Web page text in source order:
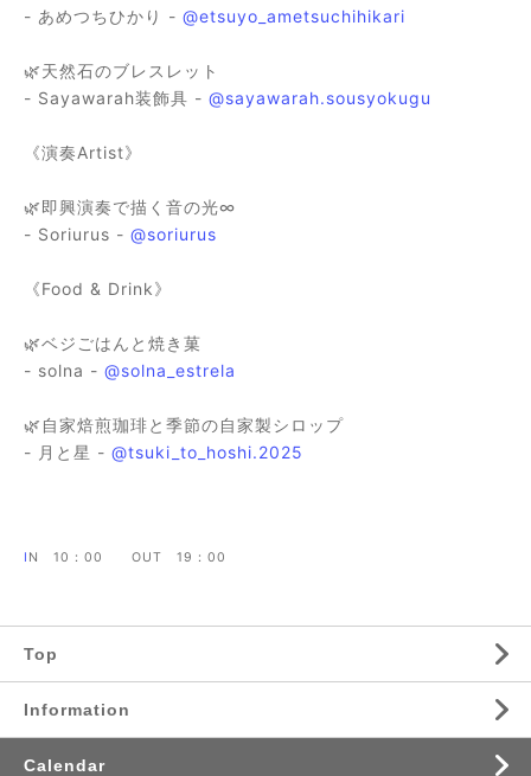
- あめつちひかり - @etsuyo_ametsuchihikari
🌿天然石のブレスレット
- Sayawarah装飾具 - @sayawarah.sousyokugu
《演奏Artist》
🌿即興演奏で描く音の光∞
- Soriurus - @soriurus
《Food & Drink》
🌿ベジごはんと焼き菓
- solna - @solna_estrela
🌿自家焙煎珈琲と季節の自家製シロップ
- 月と星 - @tsuki_to_hoshi.2025
I N 10：00 OUT 19：00
Top
Information
Calendar